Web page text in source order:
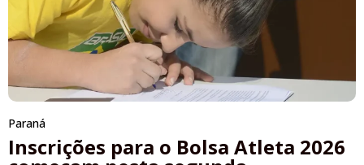
Paraná
Inscrições para o Bolsa Atleta 2026